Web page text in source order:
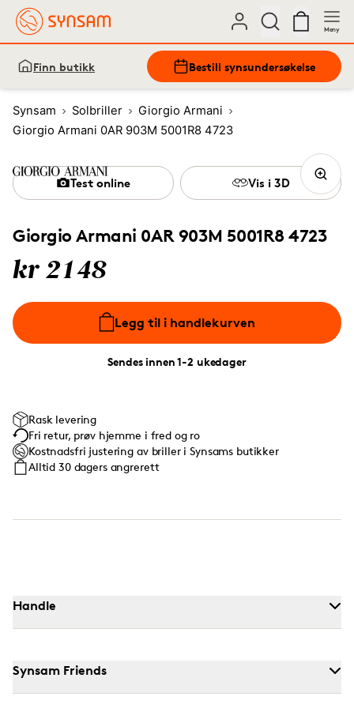
Meny
Finn butikk Bestill synsundersøkelse
Synsam Solbriller
Giorgio Armani
Giorgio Armani 0AR 903M 5001R8 4723
Giorgio Armani 0AR 903M 5001R8 4723
kr 2148
Legg til i handlekurven
Sendes innen 1-2 ukedager
Test online Vis i 3D
Rask levering
Fri retur, prøv hjemme i fred og ro
Kostnadsfri justering av briller i Synsams butikker
Alltid 30 dagers angrerett
Handle
Synsam Friends